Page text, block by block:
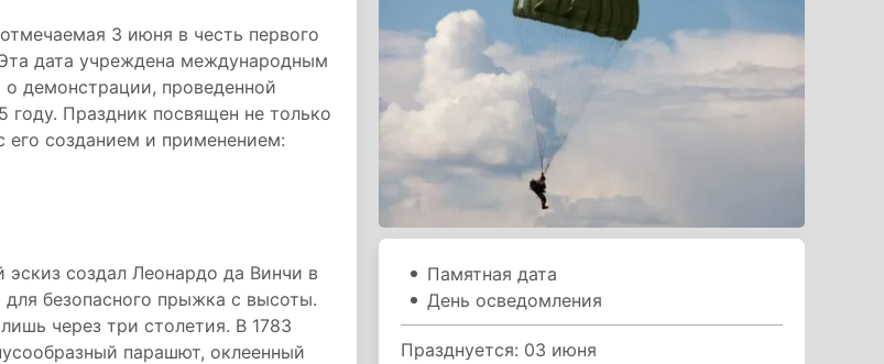
3 июня в честь первого
дата учреждена международным
демонстрации, проведенной
Праздник посвящен не только
его созданием и применением:
создал Леонардо да Винчи в
для безопасного прыжка с высоты.
через три столетия. В 1783
парашют, оклеенный
Памятная дата
День осведомления
Празднуется: 03 июня